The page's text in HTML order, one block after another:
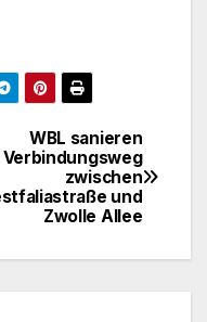
WBL sanieren
Verbindungsweg
zwischen
und
Zwolle Allee